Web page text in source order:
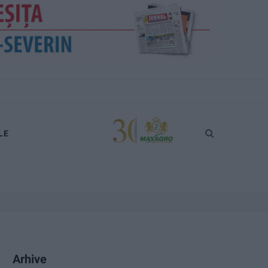
Arhive